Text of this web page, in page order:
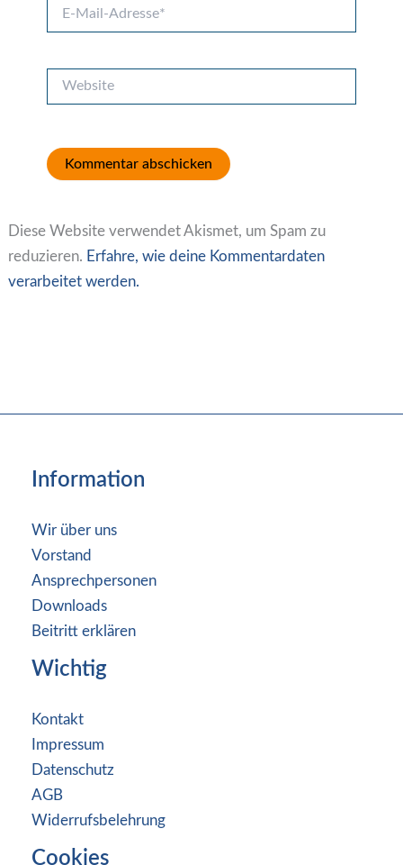
Mail-
Diese Website verwendet Akismet, um Spam zu
reduzieren. Erfahre, wie deine Kommentardaten
verarbeitet werden.
Information
Wir über uns
Vorstand
Ansprechpersonen
Downloads
Beitritt erklären
Wichtig
Kontakt
Impressum
Datenschutz
AGB
Widerrufsbelehrung
Cookies